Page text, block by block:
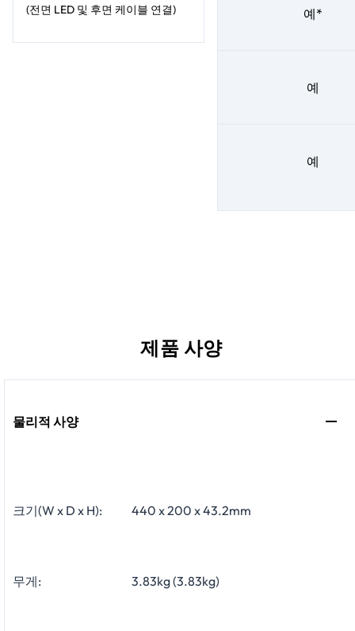
(전면 LED 및 후면 케이블 연결)
예*
예
예
제품 사양
물리적 사양
크기(W x D x H): 440 x 200 x 43.2mm
무게: 3.83kg (3.83kg)